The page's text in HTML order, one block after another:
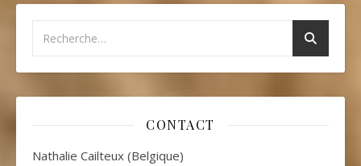
CONTACT
Nathalie Cailteux (Belgique)